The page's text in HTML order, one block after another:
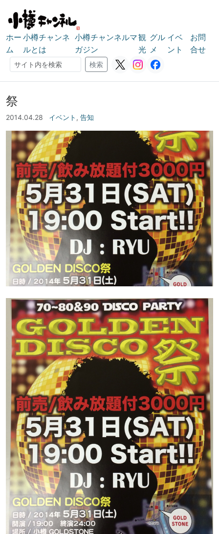
ホー
ム
小樽チャンネ
ルとは
小樽チャンネルマ
ガジン
観
光
グル
メ
イベ
ント
お問
合せ
検索
検索
祭
2014.04.28 イベント , 告知